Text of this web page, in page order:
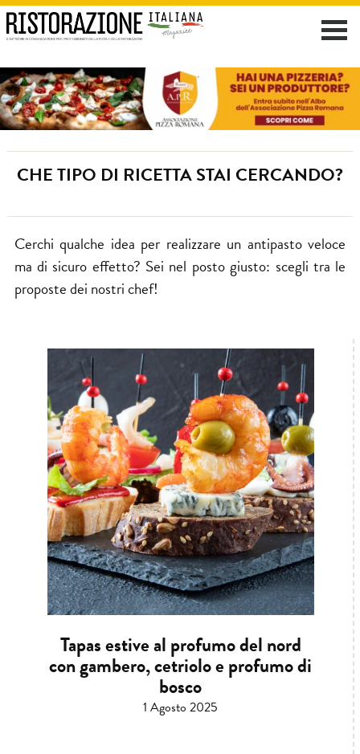
CHE TIPO DI RICETTA STAI CERCANDO?
Cerchi qualche idea per realizzare un antipasto veloce
ma di sicuro effetto? Sei nel posto giusto: scegli tra le
proposte dei nostri chef!
Tapas estive al profumo del nord
con gambero, cetriolo e profumo di
bosco
1 Agosto 2025